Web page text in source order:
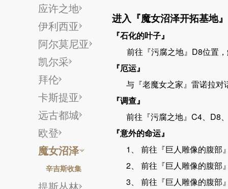
应许之地
伊利西亚
阿尔莫尼亚
凯尔采
拜伦
卡斯提亚
远古都城
欧登
魔女沼泽
辛吉斯收集
进入『魔女沼泽开拓基地』
『石化的叶子』
前往『污腐之地』D8位置
『厄运』
与『老魔女之家』雷诺拉
『调查』
前往 『污腐之地』 C4、 D8
『意外的命运』
1、 前往『巨人雕像的腹部
2、 前往『巨人雕像的腹部
3、 前往『巨人雕像的腹部